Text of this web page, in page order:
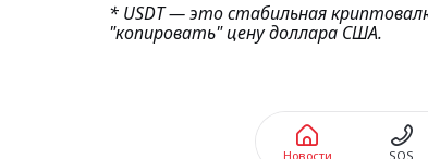
* USDT — это стабильная
"копировать" цену доллара США.
Новости SOS